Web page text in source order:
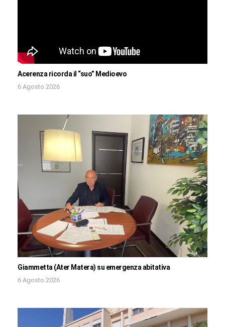
Acerenza ricorda il “suo” Medioevo
6 Agosto 2026
Giammetta (Ater Matera) su emergenza abitativa
6 Agosto 2026